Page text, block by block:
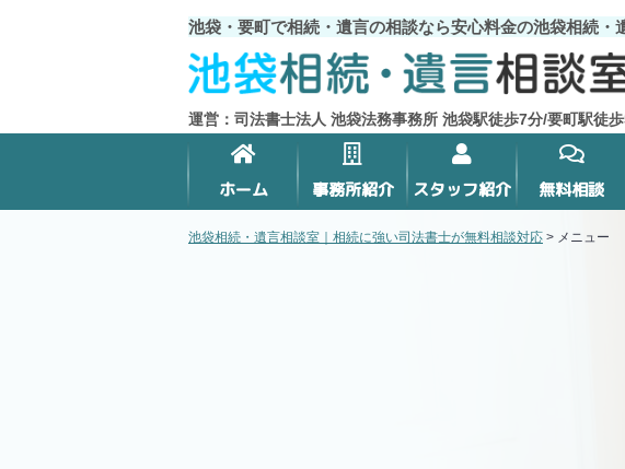
池袋・要町で相続・遺言の相談なら安心料金の池袋相続・
運営：司法書士法人 池袋法務事務所 池袋駅徒歩7分/要町駅徒
ホーム 事務所紹介 スタッフ紹介 無料相談
池袋相続・遺言相談室｜相続に強い司法書士が無料相談対応 > メニュー